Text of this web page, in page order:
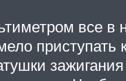
все в
приступать
зажигания